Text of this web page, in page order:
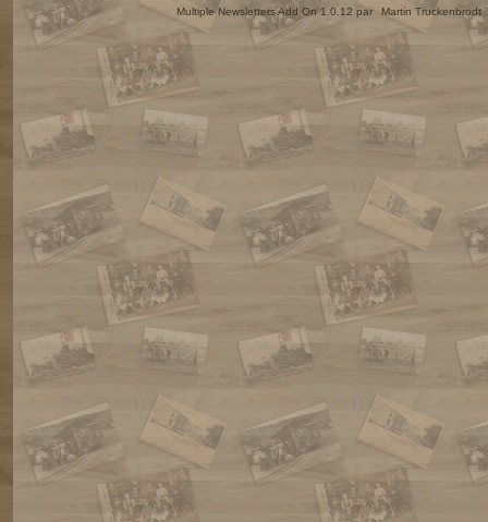
Multiple Newsletters Add On 1.0.12 par Martin Truckenbrodt